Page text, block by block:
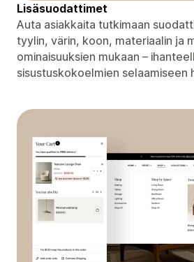
Lisäsuodattimet
Auta asiakkaita tutkimaan
tyylin, värin, koon, materiaalin ja
ominaisuuksien mukaan –
sisustuskokoelmien selaamiseen